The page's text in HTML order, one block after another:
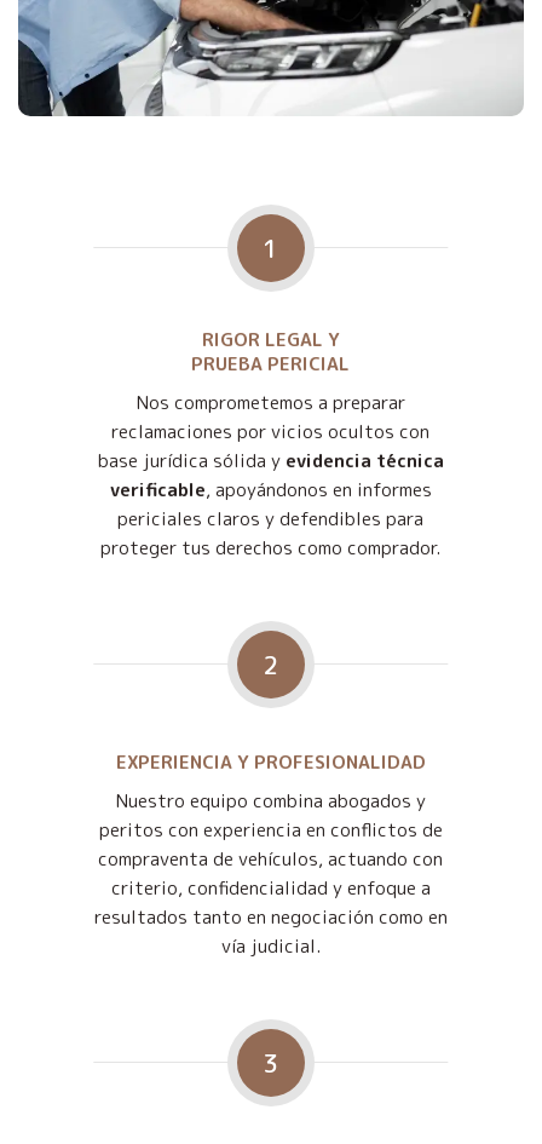
1
RIGOR LEGAL Y
PRUEBA PERICIAL
Nos comprometemos a preparar
reclamaciones por vicios ocultos con
base jurídica sólida y evidencia técnica
verificable, apoyándonos en informes
periciales claros y defendibles para
proteger tus derechos como comprador.
2
EXPERIENCIA Y PROFESIONALIDAD
Nuestro equipo combina abogados y
peritos con experiencia en conflictos de
compraventa de vehículos, actuando con
criterio, confidencialidad y enfoque a
resultados tanto en negociación como en
vía judicial.
3